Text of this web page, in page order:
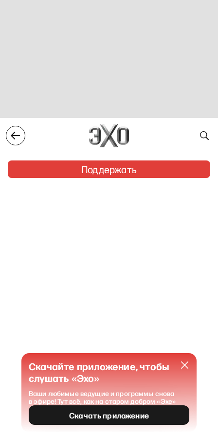
Поддержать
404 Страница не найдена.
Скачайте приложение, чтобы
слушать «Эхо»
Ваши любимые ведущие и программы снова
в эфире! Тут всё, как на старом добром «Эхе»
Скачать приложение